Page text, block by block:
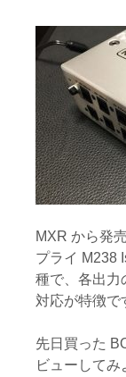
MXR から発
プライ M238
種で、各出力
対応が特徴で
先日買った
ビューしてみ